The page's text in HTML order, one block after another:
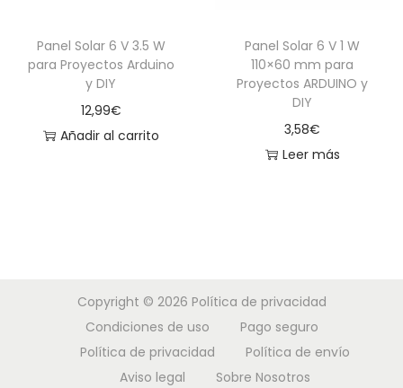
Panel Solar 6 V 3.5 W
para Proyectos Arduino
y DIY
12,99€
Añadir al carrito
Panel Solar 6 V 1 W
110×60 mm para
Proyectos ARDUINO y
DIY
3,58€
Leer más
Copyright © 2026 Política de privacidad
Condiciones de uso
Pago seguro
Política de privacidad
Política de envío
Aviso legal
Sobre Nosotros